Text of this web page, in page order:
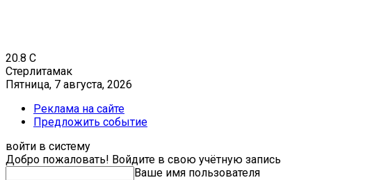
20.8 C
Стерлитамак
Пятница, 7 августа, 2026
Реклама на сайте
Предложить событие
войти в систему
Добро пожаловать! Войдите в свою учётную запись
Ваше имя пользователя